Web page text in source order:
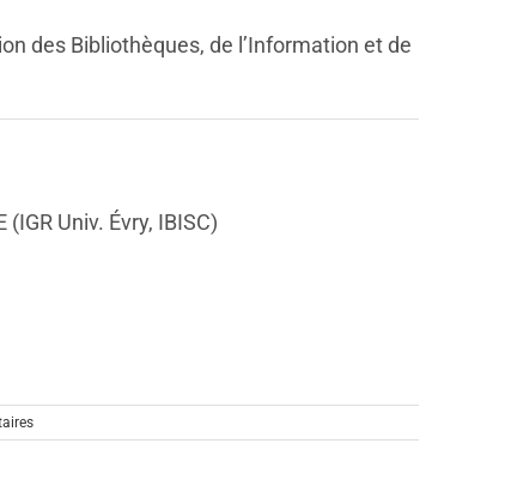
des Bibliothèques, de l’Information et de
Univ. Évry, IBISC)